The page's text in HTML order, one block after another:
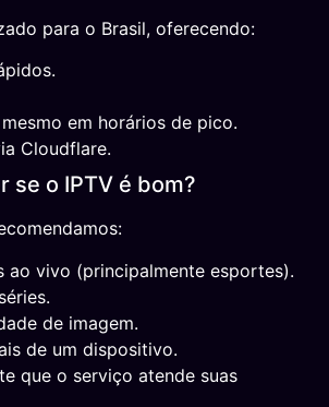
para o Brasil, oferecendo:
em horários de pico.
Cloudflare.
se o IPTV é bom?
ao vivo (principalmente esportes).
de imagem.
de um dispositivo.
que o serviço atende suas